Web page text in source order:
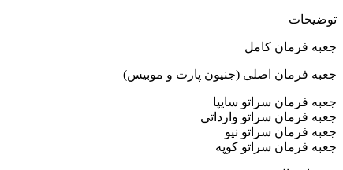
توضیحات
جعبه فرمان کامل
جعبه فرمان اصلی (جنیون پارت و موبیس)
جعبه فرمان سراتو سایپا
جعبه فرمان سراتو وارداتی
جعبه فرمان سراتو نیو
جعبه فرمان سراتو کوپه